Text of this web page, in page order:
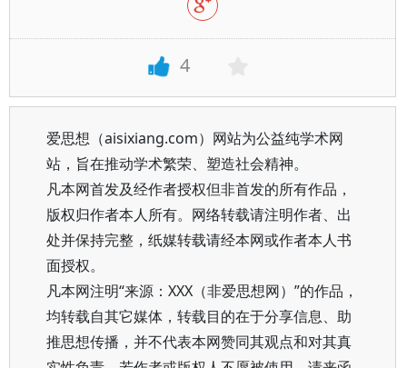
4
爱思想（aisixiang.com）网站为公益纯学术网
站，旨在推动学术繁荣、塑造社会精神。
凡本网首发及经作者授权但非首发的所有作品，
版权归作者本人所有。网络转载请注明作者、出
处并保持完整，纸媒转载请经本网或作者本人书
面授权。
凡本网注明“来源：XXX（非爱思想网）”的作品，
均转载自其它媒体，转载目的在于分享信息、助
推思想传播，并不代表本网赞同其观点和对其真